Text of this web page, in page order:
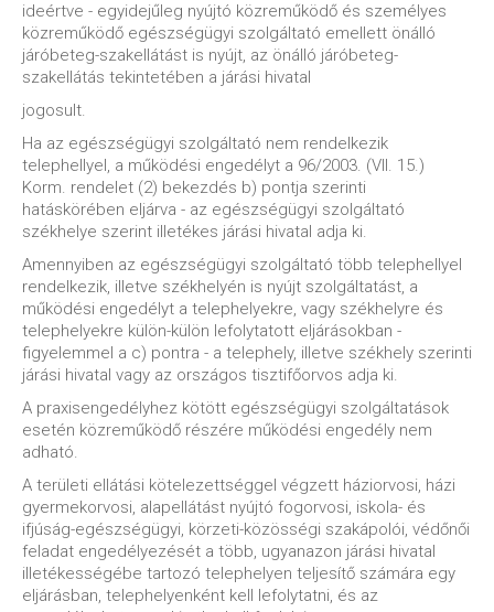
ideértve - egyidejűleg nyújtó közreműködő és személyes
közreműködő egészségügyi szolgáltató emellett önálló
járóbeteg-szakellátást is nyújt, az önálló járóbeteg-
szakellátás tekintetében a járási hivatal
jogosult.
Ha az egészségügyi szolgáltató nem rendelkezik
telephellyel, a működési engedélyt a 96/2003. (VII. 15.)
Korm. rendelet (2) bekezdés b) pontja szerinti
hatáskörében eljárva - az egészségügyi szolgáltató
székhelye szerint illetékes járási hivatal adja ki.
Amennyiben az egészségügyi szolgáltató több telephellyel
rendelkezik, illetve székhelyén is nyújt szolgáltatást, a
működési engedélyt a telephelyekre, vagy székhelyre és
telephelyekre külön-külön lefolytatott eljárásokban -
figyelemmel a c) pontra - a telephely, illetve székhely szerinti
járási hivatal vagy az országos tisztifőorvos adja ki.
A praxisengedélyhez kötött egészségügyi szolgáltatások
esetén közreműködő részére működési engedély nem
adható.
A területi ellátási kötelezettséggel végzett háziorvosi, házi
gyermekorvosi, alapellátást nyújtó fogorvosi, iskola- és
ifjúság-egészségügyi, körzeti-közösségi szakápolói, védőnői
feladat engedélyezését a több, ugyanazon járási hivatal
illetékességébe tartozó telephelyen teljesítő számára egy
eljárásban, telephelyenként kell lefolytatni, és az